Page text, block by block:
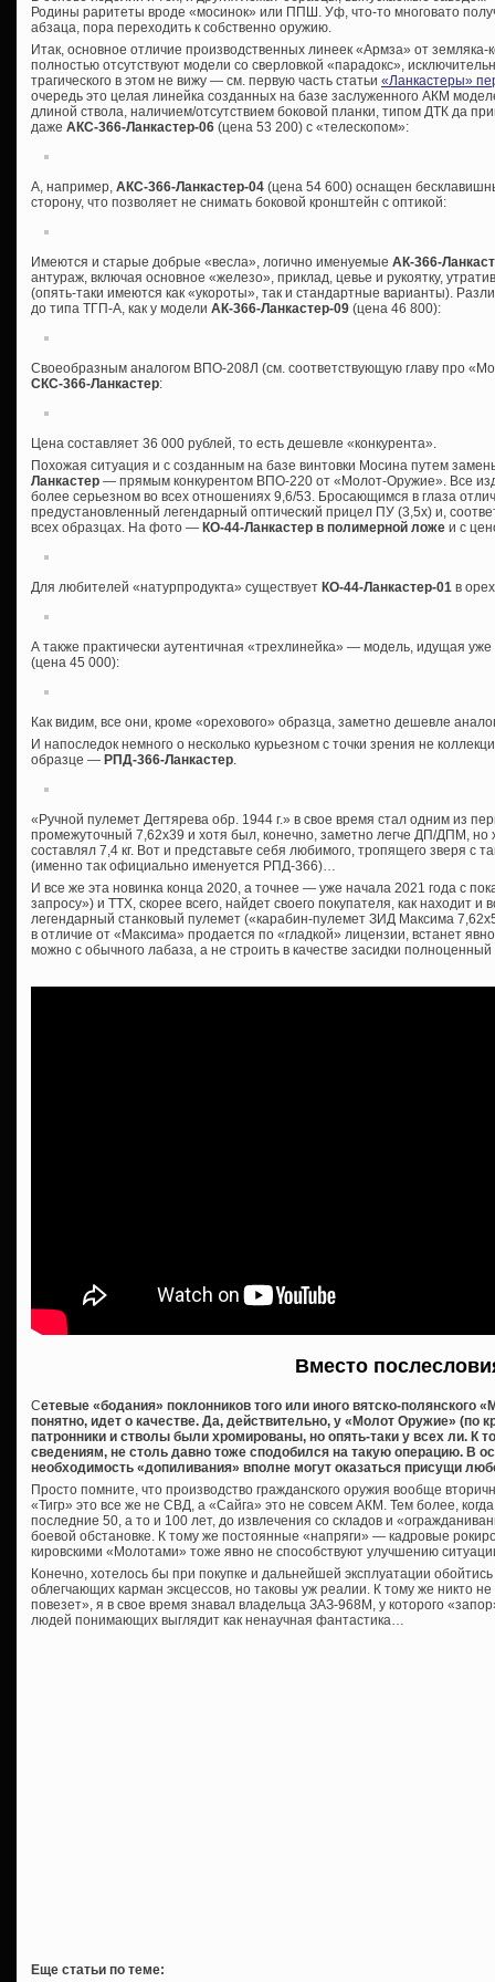
Родины раритеты вроде «мосинок» или ППШ. Уф, что-то многовато
абзаца, пора переходить к собственно оружию.
Итак, основное отличие производственных линеек «Армза» от земляка-
полностью отсутствуют модели со сверловкой «парадокс»,
трагического в этом не вижу — см. первую часть статьи «Ланкастеры»
очередь это целая линейка созданных на базе заслуженного АКМ
длиной ствола, наличием/отсутствием боковой планки, типом ДТК да
даже АКС-366-Ланкастер-06 (цена 53 200) с «телескопом»:
А, например, АКС-366-Ланкастер-04 (цена 54 600) оснащен
сторону, что позволяет не снимать боковой кронштейн с оптикой:
Имеются и старые добрые «весла», логично именуемые АК-366-
антураж, включая основное «железо», приклад, цевье и рукоятку,
(опять-таки имеются как «укороты», так и стандартные варианты).
до типа ТГП-А, как у модели АК-366-Ланкастер-09 (цена 46 800):
Своеобразным аналогом ВПО-208Л (см. соответствующую главу про
СКС-366-Ланкастер:
Цена составляет 36 000 рублей, то есть дешевле «конкурента».
Похожая ситуация и с созданным на базе винтовки Мосина путем
Ланкастер — прямым конкурентом ВПО-220 от «Молот-Оружие». Все
более серьезном во всех отношениях 9,6/53. Бросающимся в глаза
предустановленный легендарный оптический прицел ПУ (3,5х) и,
всех образцах. На фото — КО-44-Ланкастер в полимерной ложе и с
Для любителей «натурпродукта» существует КО-44-Ланкастер-01 в
А также практически аутентичная «трехлинейка» — модель, идущая
(цена 45 000):
Как видим, все они, кроме «орехового» образца, заметно дешевле
И напоследок немного о несколько курьезном с точки зрения не
образце — РПД-366-Ланкастер.
«Ручной пулемет Дегтярева обр. 1944 г.» в свое время стал одним из
промежуточный 7,62х39 и хотя был, конечно, заметно легче ДП/ДПМ, но
составлял 7,4 кг. Вот и представьте себя любимого, тропящего зверя с
(именно так официально именуется РПД-366)…
И все же эта новинка конца 2020, а точнее — уже начала 2021 года с
запросу») и ТТХ, скорее всего, найдет своего покупателя, как находит
легендарный станковый пулемет («карабин-пулемет ЗИД Максима
в отличие от «Максима» продается по «гладкой» лицензии, встанет
можно с обычного лабаза, а не строить в качестве засидки
Вместо
Сетевые «бодания» поклонников того или иного вятско-полянского
понятно, идет о качестве. Да, действительно, у «Молот Оружие» (по
патронники и стволы были хромированы, но опять-таки у всех ли. К
сведениям, не столь давно тоже сподобился на такую операцию. В
необходимость «допиливания» вполне могут оказаться присущи
Просто помните, что производство гражданского оружия вообще
«Тигр» это все же не СВД, а «Сайга» это не совсем АКМ. Тем более,
последние 50, а то и 100 лет, до извлечения со складов и
боевой обстановке. К тому же постоянные «напряги» — кадровые
кировскими «Молотами» тоже явно не способствуют улучшению
Конечно, хотелось бы при покупке и дальнейшей эксплуатации
облегчающих карман эксцессов, но таковы уж реалии. К тому же никто
повезет», я в свое время знавал владельца ЗАЗ-968М, у которого
людей понимающих выглядит как ненаучная фантастика…
Еще статьи по теме: